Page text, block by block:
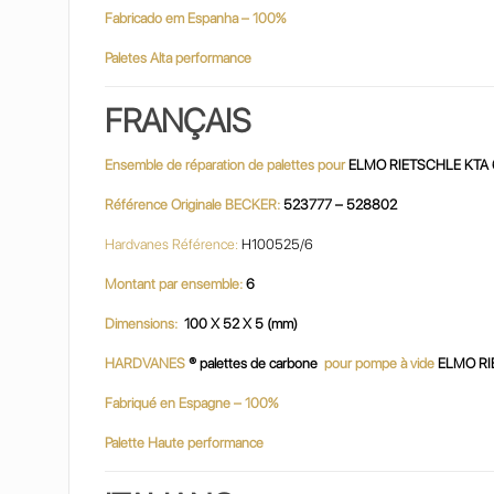
Fabricado em Espanha – 100%
Paletes Alta performance
FRANÇAIS
Ensemble de réparation de palettes pour ELMO RIETSCHLE KTA
Référence Originale BECKER: 523777 – 528802
Hardvanes Référence: H100525/6
Montant par ensemble: 6
Dimensions: 100 X 52 X 5 (mm)
HARDVANES ® palettes de carbone pour pompe à vide ELMO
Fabriqué en Espagne – 100%
Palette Haute performance